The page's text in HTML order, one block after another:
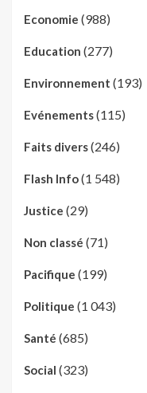
Economie (988)
Education (277)
Environnement (193)
Evénements(115)
Faits divers(246)
Flash Info(1 548)
Justice (29)
Non classé (71)
Pacifique (199)
Politique (1 043)
Santé (685)
Social (323)